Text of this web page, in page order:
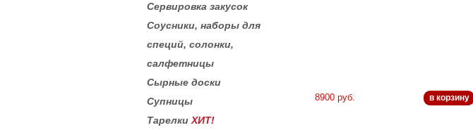
Сервировка закусок
Соусники, наборы для
специй, солонки,
салфетницы
Сырные доски
Супницы
Тарелки ХИТ!
8900 руб. в корзину